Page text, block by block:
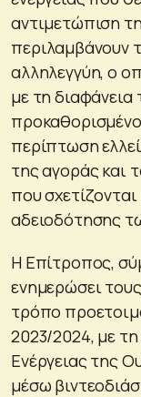
αντιμετώπιση
περιλαμβάνουν
αλληλεγγύη, ο
με τη
περίπτωση
της αγοράς και
που
αδειοδότησης
Η Επίτροπος,
ενημερώσει
τρόπο
2023/2024, με
Ενέργειας της
μέσω